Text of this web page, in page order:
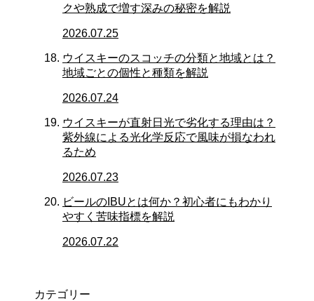
クや熟成で増す深みの秘密を解説
2026.07.25
ウイスキーのスコッチの分類と地域とは？
地域ごとの個性と種類を解説
2026.07.24
ウイスキーが直射日光で劣化する理由は？
紫外線による光化学反応で風味が損なわれ
るため
2026.07.23
ビールのIBUとは何か？初心者にもわかり
やすく苦味指標を解説
2026.07.22
カテゴリー